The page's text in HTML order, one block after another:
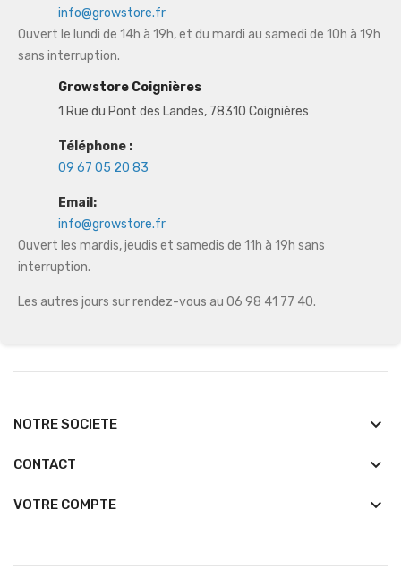
info@growstore.fr
Ouvert le lundi de 14h à 19h, et du mardi au samedi de 10h à 19h
sans interruption.
Growstore Coignières
1 Rue du Pont des Landes, 78310 Coignières
Téléphone :
09 67 05 20 83
Email:
info@growstore.fr
Ouvert les mardis, jeudis et samedis de 11h à 19h sans
interruption.
Les autres jours sur rendez-vous au 06 98 41 77 40.
NOTRE SOCIETE keyboard_arrow_down
CONTACT keyboard_arrow_down
VOTRE COMPTE 